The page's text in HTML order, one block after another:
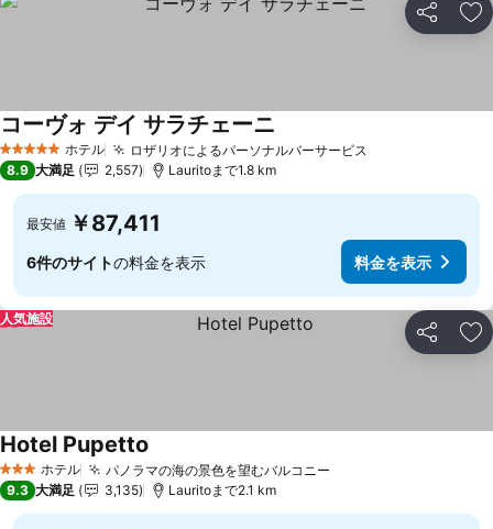
シェア お
5 ホテルのランク
ホテル ロザリオによるパーソナルバーサービス
コーヴォ デイ サラチェーニ
8.9 大満足 2,557 Lauritoまで1.8 km
最安値 ￥87,411
6件のサイトの料金を表示 料金を表示
シェア お
人気施設
3 ホテルのランク
ホテル パノラマの海の景色を望むバルコニー
Hotel Pupetto
9.3 大満足 3,135 Lauritoまで2.1 km